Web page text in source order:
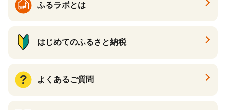
ふるラボとは
はじめてのふるさと納税
よくあるご質問